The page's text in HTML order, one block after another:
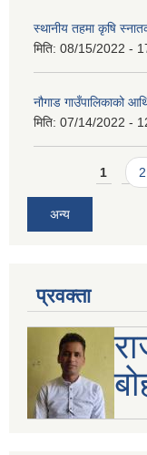
स्थानीय तहमा कृषि
मिति: 08/15/2022 -
नौगाड गाउँपालिकाको
मिति: 07/14/2022 -
Pages1 2
अन्य
प्रवक्ता